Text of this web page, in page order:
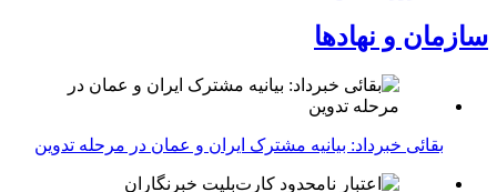
سازمان و نهادها
بقائی خبرداد: بیانیه مشترک ایران و عمان در مرحله تدوین